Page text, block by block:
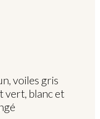
voiles gris
vert, blanc et